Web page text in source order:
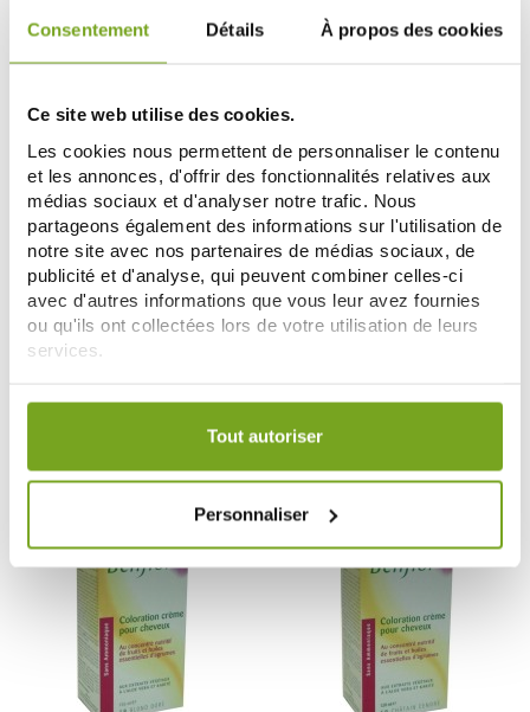
Consentement Détails À propos des cookies
Ce site web utilise des cookies.
Les cookies nous permettent de personnaliser le contenu
et les annonces, d'offrir des fonctionnalités relatives aux
médias sociaux et d'analyser notre trafic. Nous
partageons également des informations sur l'utilisation de
notre site avec nos partenaires de médias sociaux, de
publicité et d'analyse, qui peuvent combiner celles-ci
avec d'autres informations que vous leur avez fournies
ou qu'ils ont collectées lors de votre utilisation de leurs
services.
Votre choix de consentement est conservé pendant une
Tout autoriser
Personnaliser
BELIFLOR
BELIFLOR COLORATION CREME 16
CHATAIN DORE 120 ML
BELIFLOR
BELIFLOR COLORATION CREME 17
-10%